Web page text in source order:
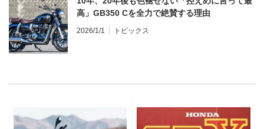
高」GB350 Cを全力で絶賛する理由
2026/1/1 トピックス